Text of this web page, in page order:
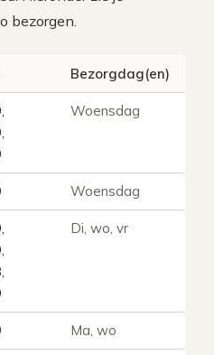
bezorgen.
Bezorgdag(en)
Woensdag
Woensdag
Di, wo, vr
Ma, wo